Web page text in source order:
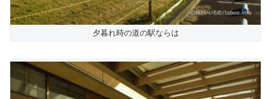
夕暮れ時の道の駅ならは